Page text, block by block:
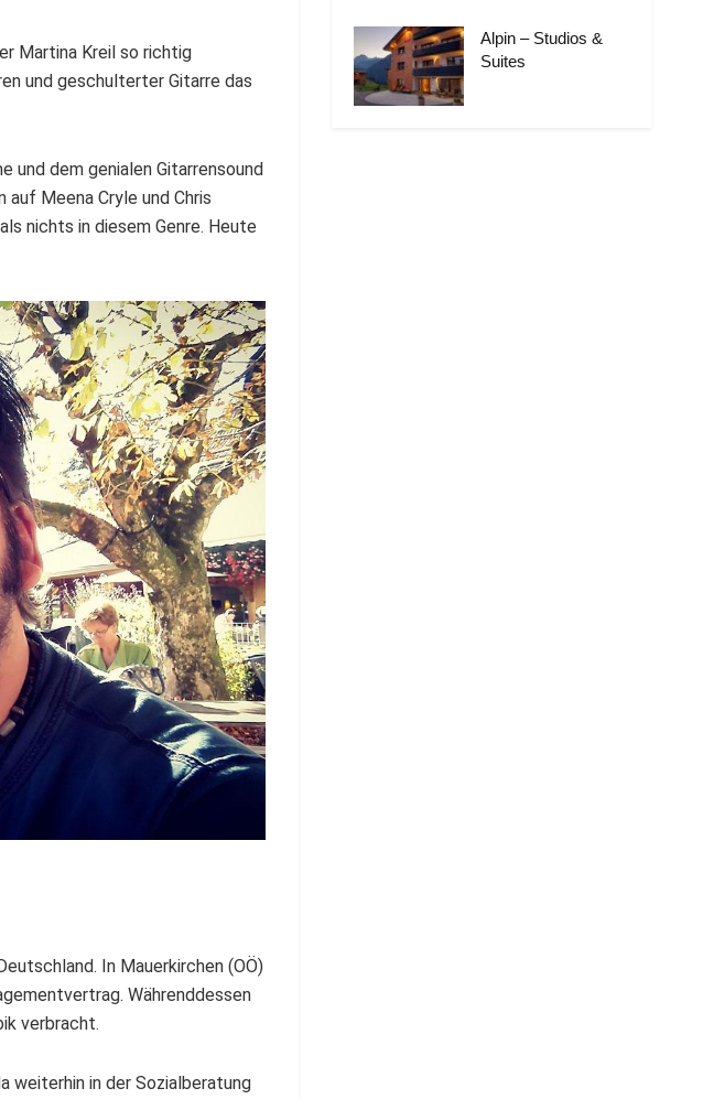
Martina Kreil so richtig
und geschulterter Gitarre das
und dem genialen Gitarrensound
auf Meena Cryle und Chris
nichts in diesem Genre. Heute
In Mauerkirchen (OÖ)
Währenddessen
verbracht.
weiterhin in der Sozialberatung
Alpin – Studios &
Suites